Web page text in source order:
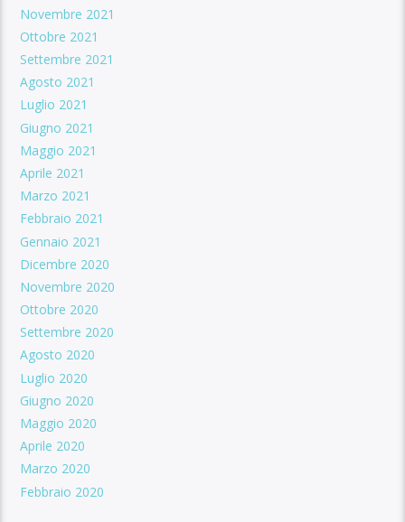
Novembre 2021
Ottobre 2021
Settembre 2021
Agosto 2021
Luglio 2021
Giugno 2021
Maggio 2021
Aprile 2021
Marzo 2021
Febbraio 2021
Gennaio 2021
Dicembre 2020
Novembre 2020
Ottobre 2020
Settembre 2020
Agosto 2020
Luglio 2020
Giugno 2020
Maggio 2020
Aprile 2020
Marzo 2020
Febbraio 2020